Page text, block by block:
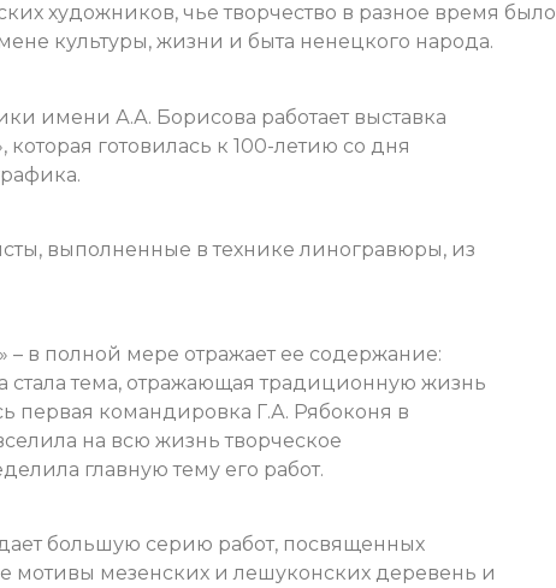
художников, чье творчество в разное время было
культуры, жизни и быта ненецкого народа.
имени А.А. Борисова работает выставка
готовилась к 100-летию со дня
выполненные в технике линогравюры, из
– в полной мере отражает ее содержание:
тема, отражающая традиционную жизнь
первая командировка Г.А. Рябоконя в
на всю жизнь творческое
главную тему его работ.
большую серию работ, посвященных
мотивы мезенских и лешуконских деревень и